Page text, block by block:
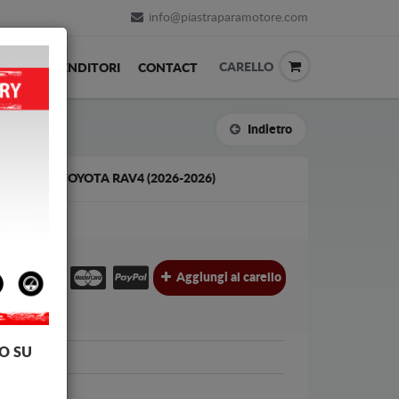
info@piastraparamotore.com
RIVENDITORI CONTACT CARELLO
Indietro
TOYOTA RAV4 (2026-2026)
Aggiungi al carello
SU